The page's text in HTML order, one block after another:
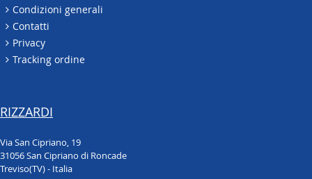
Condizioni generali
Contatti
Privacy
Tracking ordine
RIZZARDI
Via San Cipriano, 19
31056 San Cipriano di Roncade
Treviso(TV) - Italia